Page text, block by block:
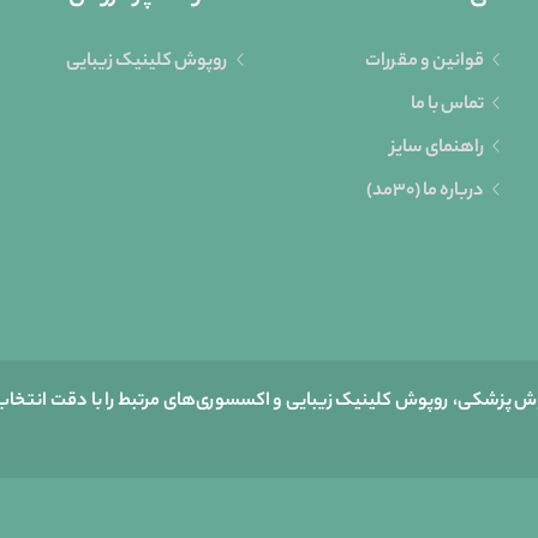
قوانین و مقررات
تماس با ما
راهنمای سایز
درباره ما (30مد)
روپوش کلینیک زیبایی
پزشکی، روپوش کلینیک زیبایی و اکسسوری‌های مرتبط را با دقت